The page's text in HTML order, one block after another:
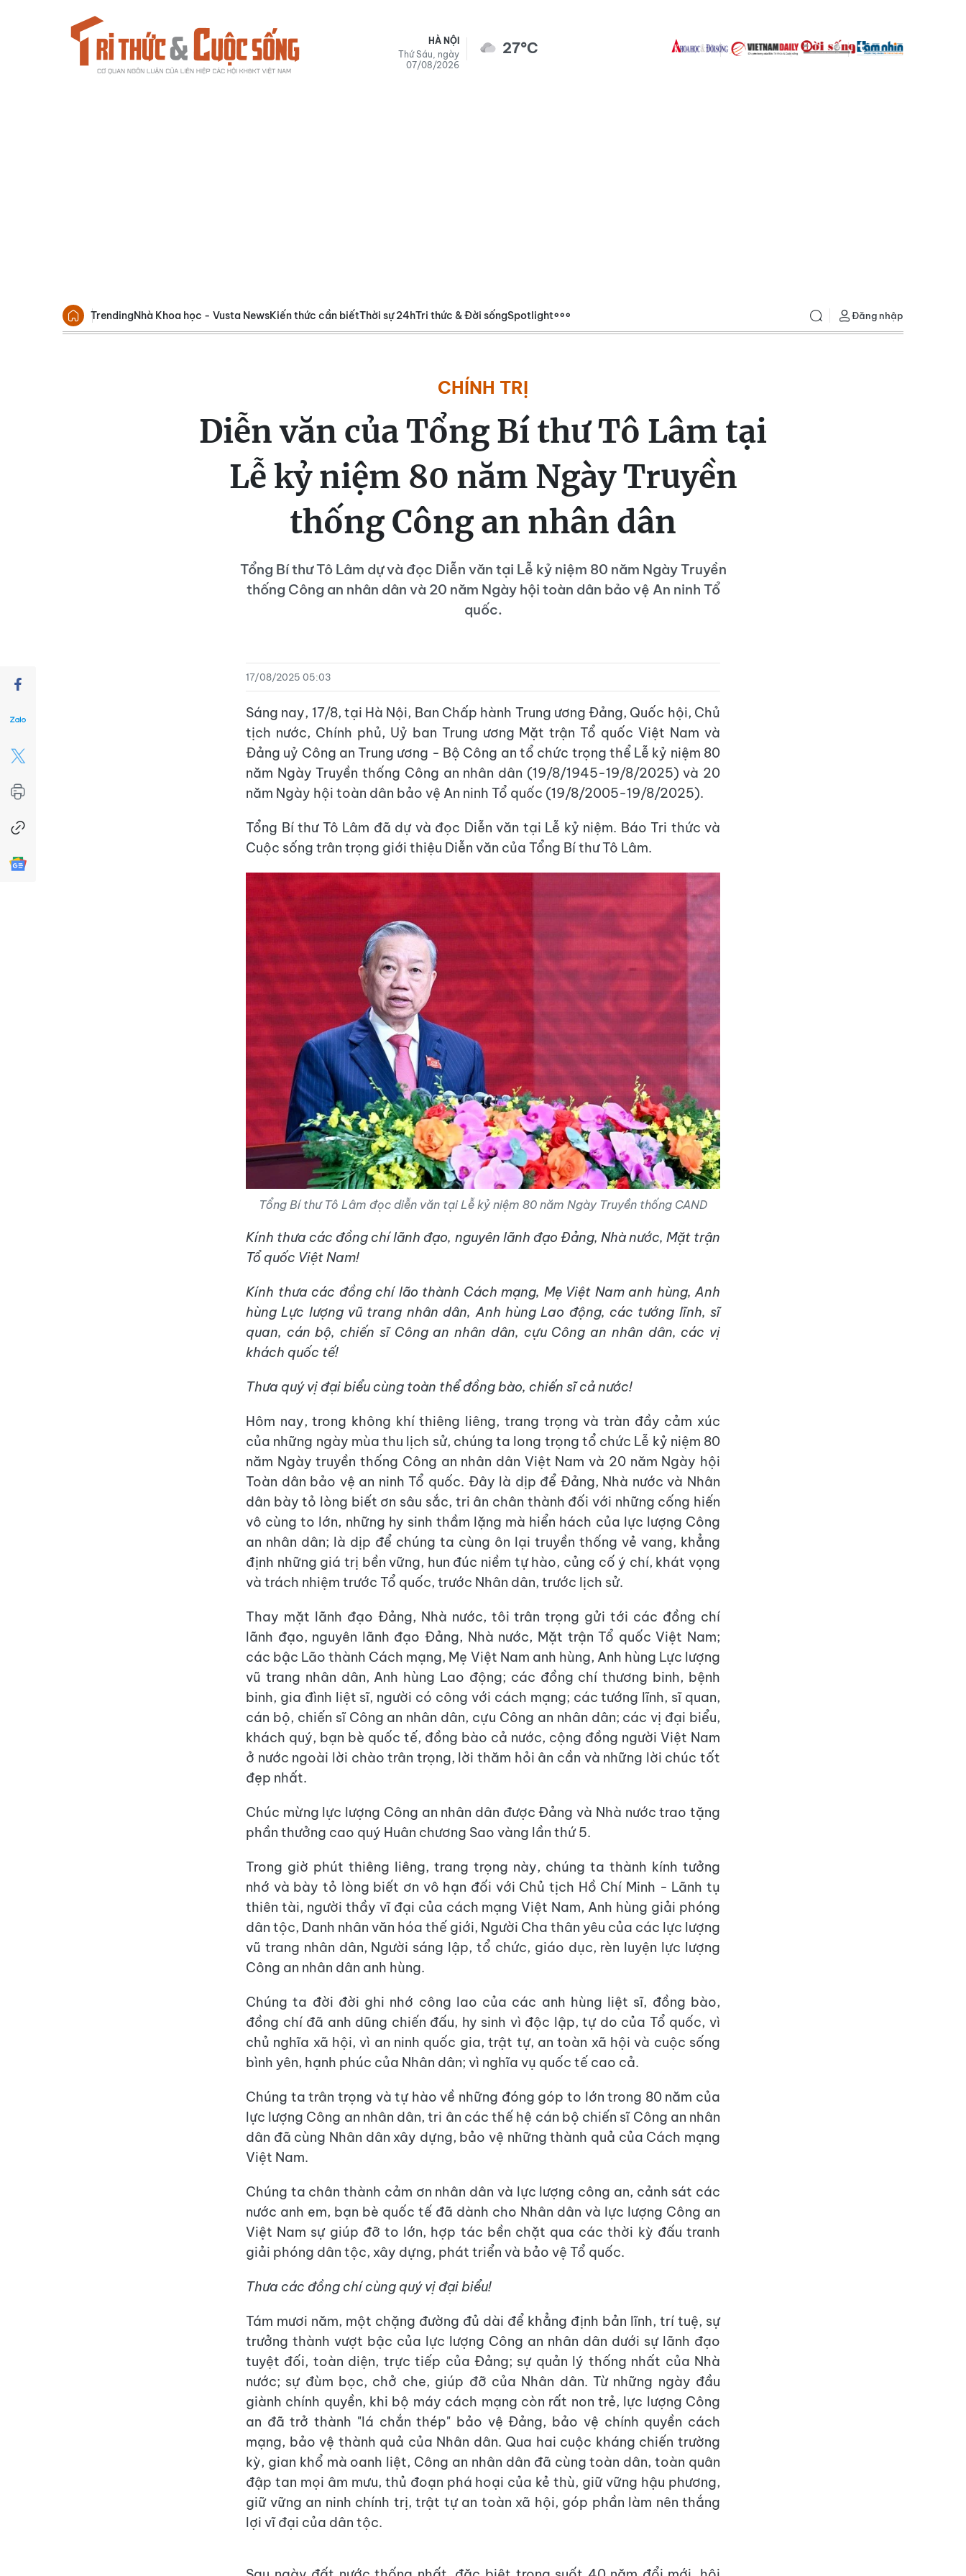
HÀ NỘI
Thứ Sáu, ngày
07/08/2026
27°C
TrendingNhà Khoa học - Vusta NewsKiến thức cần biếtThời sự 24hTri thức & Đời sốngSpotlight Đăng nhập
CHÍNH TRỊ
Diễn văn của Tổng Bí thư Tô Lâm tại
Lễ kỷ niệm 80 năm Ngày Truyền
thống Công an nhân dân
Tổng Bí thư Tô Lâm dự và đọc Diễn văn tại Lễ kỷ niệm 80 năm Ngày Truyền
thống Công an nhân dân và 20 năm Ngày hội toàn dân bảo vệ An ninh Tổ
quốc.
17/08/2025 05:03
Sáng nay, 17/8, tại Hà Nội, Ban Chấp hành Trung ương Đảng, Quốc hội, Chủ
tịch nước, Chính phủ, Uỷ ban Trung ương Mặt trận Tổ quốc Việt Nam và
Đảng uỷ Công an Trung ương - Bộ Công an tổ chức trọng thể Lễ kỷ niệm 80
năm Ngày Truyền thống Công an nhân dân (19/8/1945-19/8/2025) và 20
năm Ngày hội toàn dân bảo vệ An ninh Tổ quốc (19/8/2005-19/8/2025).
Tổng Bí thư Tô Lâm đã dự và đọc Diễn văn tại Lễ kỷ niệm. Báo Tri thức và
Cuộc sống trân trọng giới thiệu Diễn văn của Tổng Bí thư Tô Lâm.
Tổng Bí thư Tô Lâm đọc diễn văn tại Lễ kỷ niệm 80 năm Ngày Truyền thống CAND
Kính thưa các đồng chí lãnh đạo, nguyên lãnh đạo Đảng, Nhà nước, Mặt trận
Tổ quốc Việt Nam!
Kính thưa các đồng chí lão thành Cách mạng, Mẹ Việt Nam anh hùng, Anh
hùng Lực lượng vũ trang nhân dân, Anh hùng Lao động, các tướng lĩnh, sĩ
quan, cán bộ, chiến sĩ Công an nhân dân, cựu Công an nhân dân, các vị
khách quốc tế!
Thưa quý vị đại biểu cùng toàn thể đồng bào, chiến sĩ cả nước!
Hôm nay, trong không khí thiêng liêng, trang trọng và tràn đầy cảm xúc
của những ngày mùa thu lịch sử, chúng ta long trọng tổ chức Lễ kỷ niệm 80
năm Ngày truyền thống Công an nhân dân Việt Nam và 20 năm Ngày hội
Toàn dân bảo vệ an ninh Tổ quốc. Đây là dịp để Đảng, Nhà nước và Nhân
dân bày tỏ lòng biết ơn sâu sắc, tri ân chân thành đối với những cống hiến
vô cùng to lớn, những hy sinh thầm lặng mà hiển hách của lực lượng Công
an nhân dân; là dịp để chúng ta cùng ôn lại truyền thống vẻ vang, khẳng
định những giá trị bền vững, hun đúc niềm tự hào, củng cố ý chí, khát vọng
và trách nhiệm trước Tổ quốc, trước Nhân dân, trước lịch sử.
Thay mặt lãnh đạo Đảng, Nhà nước, tôi trân trọng gửi tới các đồng chí
lãnh đạo, nguyên lãnh đạo Đảng, Nhà nước, Mặt trận Tổ quốc Việt Nam;
các bậc Lão thành Cách mạng, Mẹ Việt Nam anh hùng, Anh hùng Lực lượng
vũ trang nhân dân, Anh hùng Lao động; các đồng chí thương binh, bệnh
binh, gia đình liệt sĩ, người có công với cách mạng; các tướng lĩnh, sĩ quan,
cán bộ, chiến sĩ Công an nhân dân, cựu Công an nhân dân; các vị đại biểu,
khách quý, bạn bè quốc tế, đồng bào cả nước, cộng đồng người Việt Nam
ở nước ngoài lời chào trân trọng, lời thăm hỏi ân cần và những lời chúc tốt
đẹp nhất.
Chúc mừng lực lượng Công an nhân dân được Đảng và Nhà nước trao tặng
phần thưởng cao quý Huân chương Sao vàng lần thứ 5.
Trong giờ phút thiêng liêng, trang trọng này, chúng ta thành kính tưởng
nhớ và bày tỏ lòng biết ơn vô hạn đối với Chủ tịch Hồ Chí Minh - Lãnh tụ
thiên tài, người thầy vĩ đại của cách mạng Việt Nam, Anh hùng giải phóng
dân tộc, Danh nhân văn hóa thế giới, Người Cha thân yêu của các lực lượng
vũ trang nhân dân, Người sáng lập, tổ chức, giáo dục, rèn luyện lực lượng
Công an nhân dân anh hùng.
Chúng ta đời đời ghi nhớ công lao của các anh hùng liệt sĩ, đồng bào,
đồng chí đã anh dũng chiến đấu, hy sinh vì độc lập, tự do của Tổ quốc, vì
chủ nghĩa xã hội, vì an ninh quốc gia, trật tự, an toàn xã hội và cuộc sống
bình yên, hạnh phúc của Nhân dân; vì nghĩa vụ quốc tế cao cả.
Chúng ta trân trọng và tự hào về những đóng góp to lớn trong 80 năm của
lực lượng Công an nhân dân, tri ân các thế hệ cán bộ chiến sĩ Công an nhân
dân đã cùng Nhân dân xây dựng, bảo vệ những thành quả của Cách mạng
Việt Nam.
Chúng ta chân thành cảm ơn nhân dân và lực lượng công an, cảnh sát các
nước anh em, bạn bè quốc tế đã dành cho Nhân dân và lực lượng Công an
Việt Nam sự giúp đỡ to lớn, hợp tác bền chặt qua các thời kỳ đấu tranh
giải phóng dân tộc, xây dựng, phát triển và bảo vệ Tổ quốc.
Thưa các đồng chí cùng quý vị đại biểu!
Tám mươi năm, một chặng đường đủ dài để khẳng định bản lĩnh, trí tuệ, sự
trưởng thành vượt bậc của lực lượng Công an nhân dân dưới sự lãnh đạo
tuyệt đối, toàn diện, trực tiếp của Đảng; sự quản lý thống nhất của Nhà
nước; sự đùm bọc, chở che, giúp đỡ của Nhân dân. Từ những ngày đầu
giành chính quyền, khi bộ máy cách mạng còn rất non trẻ, lực lượng Công
an đã trở thành "lá chắn thép" bảo vệ Đảng, bảo vệ chính quyền cách
mạng, bảo vệ thành quả của Nhân dân. Qua hai cuộc kháng chiến trường
kỳ, gian khổ mà oanh liệt, Công an nhân dân đã cùng toàn dân, toàn quân
đập tan mọi âm mưu, thủ đoạn phá hoại của kẻ thù, giữ vững hậu phương,
giữ vững an ninh chính trị, trật tự an toàn xã hội, góp phần làm nên thắng
lợi vĩ đại của dân tộc.